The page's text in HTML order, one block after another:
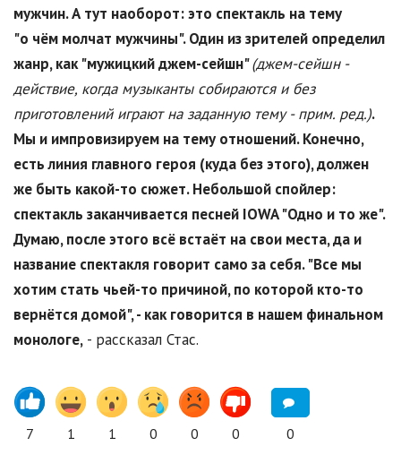
мужчин. А тут наоборот: это спектакль на тему
"о чём молчат мужчины". Один из зрителей определил
жанр, как "мужицкий джем-сейшн"(джем-сейшн -
действие, когда музыканты собираются и без
приготовлений играют на заданную тему - прим. ред.).
Мы и импровизируем на тему отношений. Конечно,
есть линия главного героя (куда без этого), должен
же быть какой-то сюжет. Небольшой спойлер:
спектакль заканчивается песней IOWA "Одно и то же".
Думаю, после этого всё встаёт на свои места, да и
название спектакля говорит само за себя. "Все мы
хотим стать чьей-то причиной, по которой кто-то
вернётся домой", - как говорится в нашем финальном
монологе, - рассказал Стас.
7 1 1 0 0 0 0